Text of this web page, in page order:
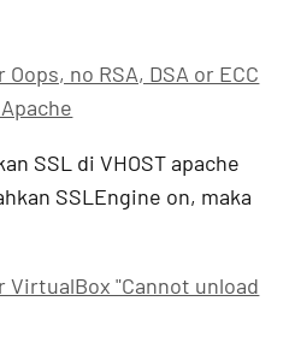
no RSA, DSA or ECC
SSL di VHOST apache
SSLEngine on, maka
VirtualBox "Cannot unload